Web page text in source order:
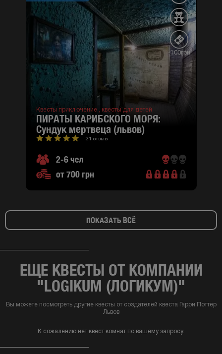
-100грн
Квесты приключение , квесты для детей
ПИРАТЫ КАРИБСКОГО МОРЯ:
сундук мертвеца (львов)
21 отзыв
2-6 чел
от 700 грн
ПОКАЗАТЬ ВСЁ
ЕЩЕ КВЕСТЫ ОТ КОМПАНИИ
"LOGIKUM (ЛОГИКУМ)"
Вы можете посмотреть другие квесты от создателей квеста Гарри Поттер
Львов
К сожалению нет квест комнат по вашему запросу.